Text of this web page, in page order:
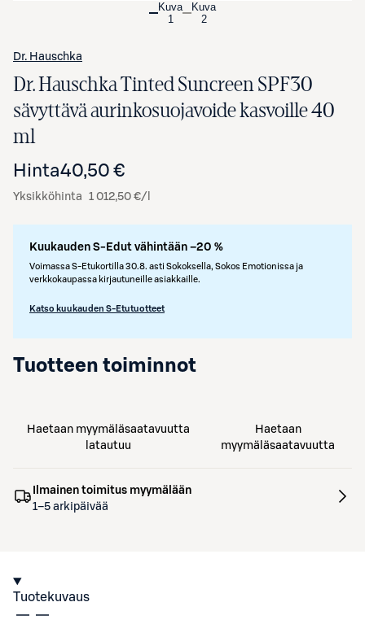
Kuva
1
Kuva
2
Dr. Hauschka
Dr. Hauschka Tinted Suncreen SPF30
sävyttävä aurinkosuojavoide kasvoille 40
ml
Hinta40,50 €
Yksikköhinta 1 012,50 €/l
Kuukauden S-Edut vähintään –20 %
Voimassa S-Etukortilla 30.8. asti Sokoksella, Sokos Emotionissa ja
verkkokaupassa kirjautuneille asiakkaille.
Katso kuukauden S-Etutuotteet
Tuotteen toiminnot
Haetaan myymäläsaatavuutta
latautuu
Haetaan
myymäläsaatavuutta
Ilmainen toimitus myymälään
1–5 arkipäivää
Tuotekuvaus